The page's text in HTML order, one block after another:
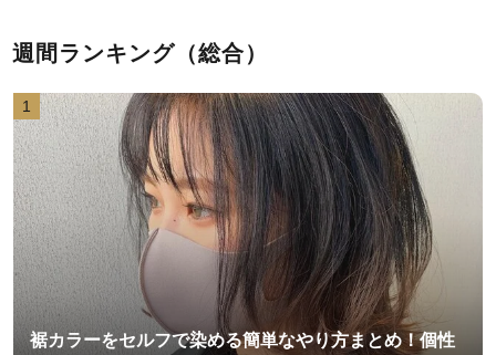
週間ランキング（総合）
1
裾カラーをセルフで染める簡単なやり方まとめ！個性